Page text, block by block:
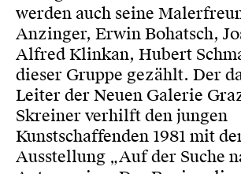
werden auch seine
Anzinger, Erwin Bohatsch,
Alfred Klinkan, Hubert
dieser Gruppe gezählt. Der
Leiter der Neuen Galerie
Skreiner verhilft den jungen
Kunstschaffenden 1981 mit
Ausstellung „Auf der Suche